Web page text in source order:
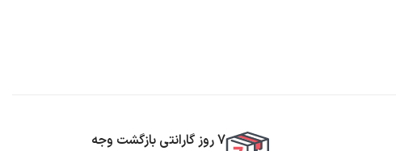
7 روز گارانتی بازگشت وجه